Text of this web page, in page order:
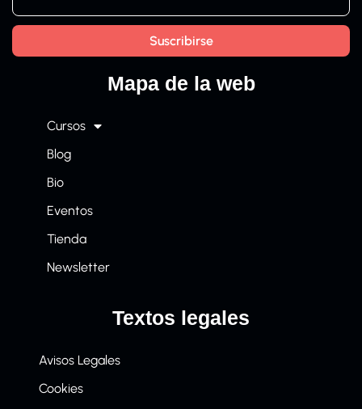
Mapa de la web
Cursos
Blog
Bio
Eventos
Tienda
Newsletter
Textos legales
Avisos Legales
Cookies